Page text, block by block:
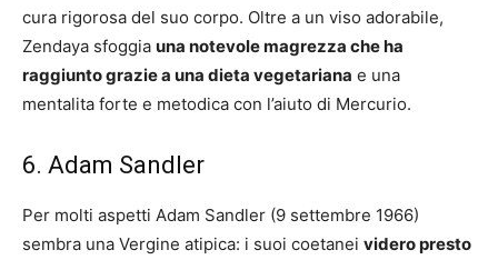
cura rigorosa del suo corpo. Oltre a un viso adorabile,
Zendaya sfoggia una notevole magrezza che ha
raggiunto grazie a una dieta vegetariana e una
mentalita forte e metodica con l’aiuto di Mercurio.
6. Adam Sandler
Per molti aspetti Adam Sandler (9 settembre 1966)
sembra una Vergine atipica: i suoi coetanei videro presto